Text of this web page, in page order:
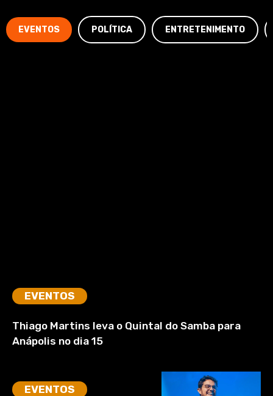
EVENTOS POLÍTICA ENTRETENIMENTO
EVENTOS
Thiago Martins leva o Quintal do Samba para
Anápolis no dia 15
EVENTOS